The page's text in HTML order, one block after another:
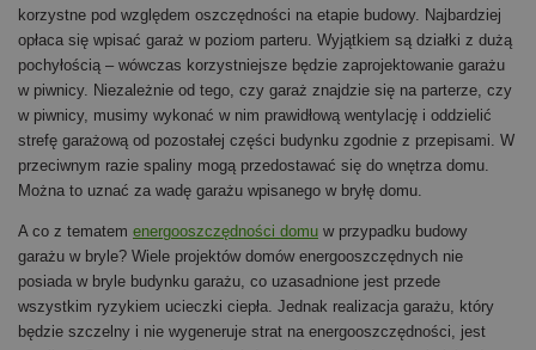
korzystne pod względem oszczędności na etapie budowy. Najbardziej
opłaca się wpisać garaż w poziom parteru. Wyjątkiem są działki z dużą
pochyłością – wówczas korzystniejsze będzie zaprojektowanie garażu
w piwnicy. Niezależnie od tego, czy garaż znajdzie się na parterze, czy
w piwnicy, musimy wykonać w nim prawidłową wentylację i oddzielić
strefę garażową od pozostałej części budynku zgodnie z przepisami. W
przeciwnym razie spaliny mogą przedostawać się do wnętrza domu.
Można to uznać za wadę garażu wpisanego w bryłę domu.
A co z tematem energooszczędności domu w przypadku budowy
garażu w bryle? Wiele projektów domów energooszczędnych nie
posiada w bryle budynku garażu, co uzasadnione jest przede
wszystkim ryzykiem ucieczki ciepła. Jednak realizacja garażu, który
będzie szczelny i nie wygeneruje strat na energooszczędności, jest